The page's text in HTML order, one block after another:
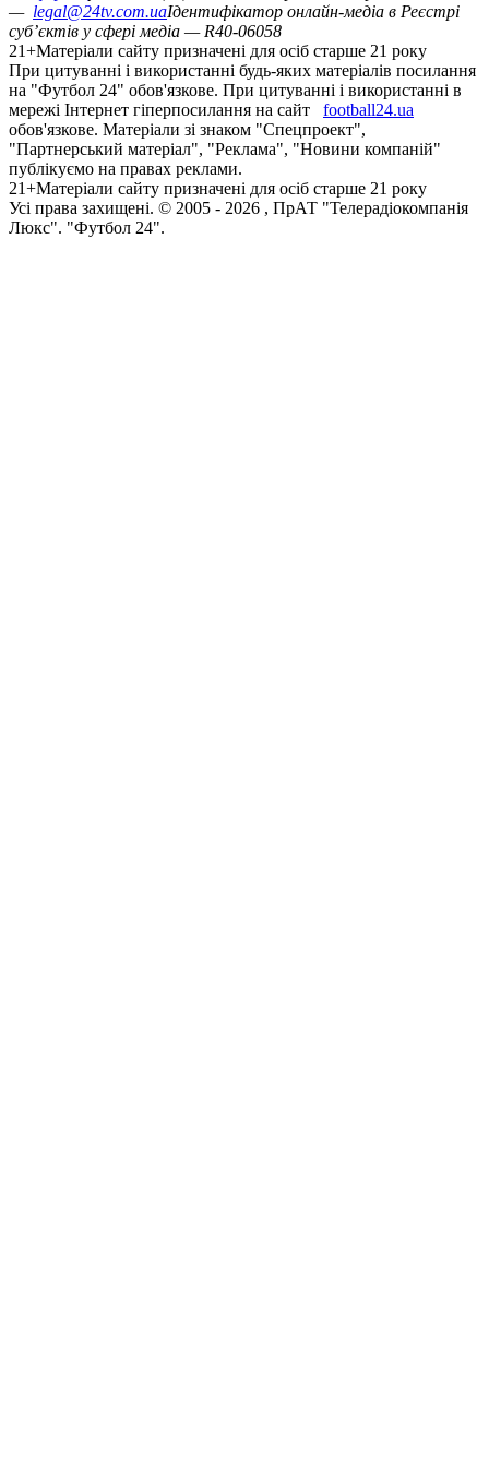
— legal@24tv.com.uaІдентифікатор онлайн-медіа в Реєстрі
суб’єктів у сфері медіа — R40-06058
21+Матеріали сайту призначені для осіб старше 21 року
При цитуванні і використанні будь-яких матеріалів посилання
на "Футбол 24" обов'язкове. При цитуванні і використанні в
мережі Інтернет гіперпосилання на сайт
football24.ua
обов'язкове. Матеріали зі знаком "Спецпроект",
"Партнерський матеріал", "Реклама", "Новини компаній"
публікуємо на правах реклами.
21+Матеріали сайту призначені для осіб старше 21 року
Усi права захищенi. © 2005 - 2026 , ПрАТ "Телерадіокомпанія
Люкс". "Футбол 24".